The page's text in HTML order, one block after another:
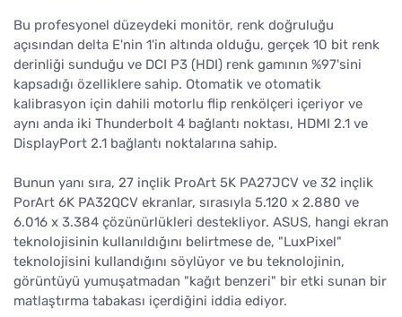
Bu profesyonel düzeydeki monitör, renk doğruluğu
açısından delta E'nin 1'in altında olduğu, gerçek 10 bit renk
derinliği sunduğu ve DCI P3 (HDI) renk gamının %97'sini
kapsadığı özelliklere sahip. Otomatik ve otomatik
kalibrasyon için dahili motorlu flip renkölçeri içeriyor ve
aynı anda iki Thunderbolt 4 bağlantı noktası, HDMI 2.1 ve
DisplayPort 2.1 bağlantı noktalarına sahip.
Bunun yanı sıra, 27 inçlik ProArt 5K PA27JCV ve 32 inçlik
PorArt 6K PA32QCV ekranlar, sırasıyla 5.120 x 2.880 ve
6.016 x 3.384 çözünürlükleri destekliyor. ASUS, hangi ekran
teknolojisinin kullanıldığını belirtmese de, "LuxPixel"
teknolojisini kullandığını söylüyor ve bu teknolojinin,
görüntüyü yumuşatmadan "kağıt benzeri" bir etki sunan bir
matlaştırma tabakası içerdiğini iddia ediyor.